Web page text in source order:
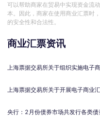
可以帮助商家在贸易中实现资金流
本。因此，商家在使用商业汇票时
的安全性和合法性。
商业汇票资讯